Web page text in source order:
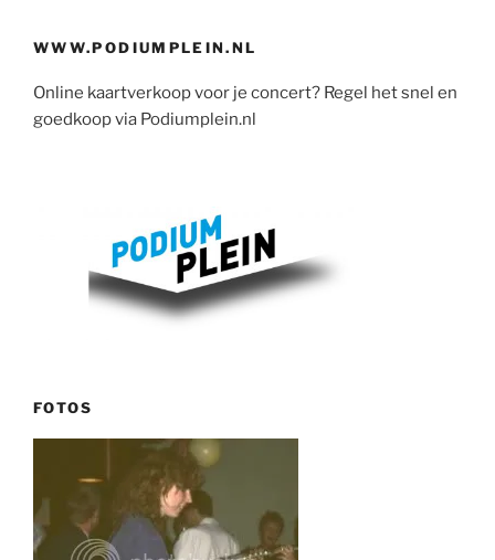
WWW.PODIUMPLEIN.NL
Online kaartverkoop voor je concert? Regel het snel en
goedkoop via Podiumplein.nl
FOTOS